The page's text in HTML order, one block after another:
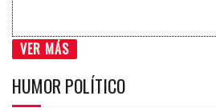
VER MÁS
HUMOR POLÍTICO